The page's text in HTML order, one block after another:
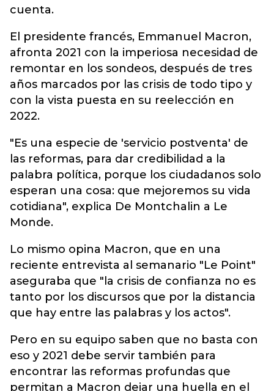
cuenta.
El presidente francés, Emmanuel Macron,
afronta 2021 con la imperiosa necesidad de
remontar en los sondeos, después de tres
años marcados por las crisis de todo tipo y
con la vista puesta en su reelección en
2022.
"Es una especie de 'servicio postventa' de
las reformas, para dar credibilidad a la
palabra política, porque los ciudadanos solo
esperan una cosa: que mejoremos su vida
cotidiana", explica De Montchalin a Le
Monde.
Lo mismo opina Macron, que en una
reciente entrevista al semanario "Le Point"
aseguraba que "la crisis de confianza no es
tanto por los discursos que por la distancia
que hay entre las palabras y los actos".
Pero en su equipo saben que no basta con
eso y 2021 debe servir también para
encontrar las reformas profundas que
permitan a Macron dejar una huella en el